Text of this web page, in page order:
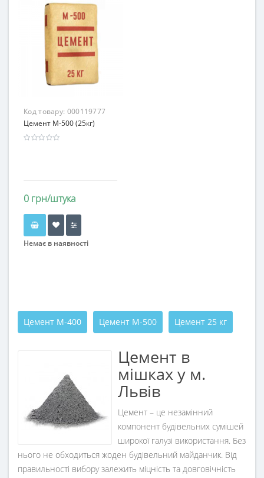
Код товару: 000119777
Цемент М-500 (25кг)
0 грн/штука
Немає в наявності
Цемент М-400 Цемент М-500 Цемент 25 кг
Цемент в
мішках у м.
Львів
Цемент – це незамінний
компонент будівельних сумішей
широкої галузі використання. Без
нього не обходиться жоден будівельний майданчик. Від
правильності вибору залежить міцність та довговічність